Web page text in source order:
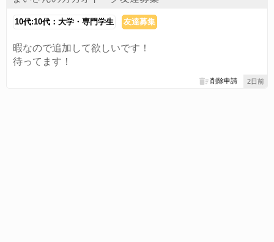
10代:10代：大学・専門学生 友達募集
暇なので追加して欲しいです！
待ってます！
2日前
削除申請